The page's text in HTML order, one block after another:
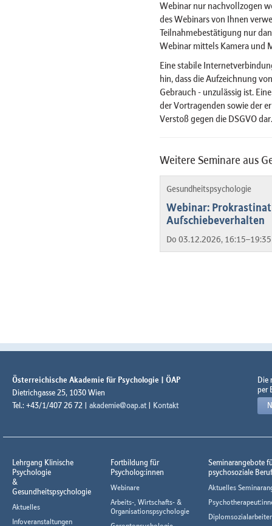
Webinar nur nachvollzogen
des Webinars von Ihnen
Teilnahmebestätigung nur
Webinar mittels Kamera und
Eine stabile
hin, dass die Aufzeichnung
Gebrauch - unzulässig ist.
der Vortragenden sowie der
Verstoß gegen die DSGVO dar.
Weitere Seminare aus
Gesundheitspsychologie
Webinar:
Aufschiebeverhalten
Do 03.12.2026,
Österreichische Akademie für Psychologie | ÖAP
Dietrichgasse 25, 1030 Wien
Tel.: +43/1/407 26 72 | akademie@oap.at | Kontakt
Die
per
Lehrgang Klinische
Psychologie
&
Gesundheitspsychologie
Aktuelles
Infoveranstaltungen
Fortbildung für
Psycholog:innen
Webinare
Arbeits-, Wirtschafts- &
Organisationspsychologie
Seminarangebote
psychosoziale
Aktuelles